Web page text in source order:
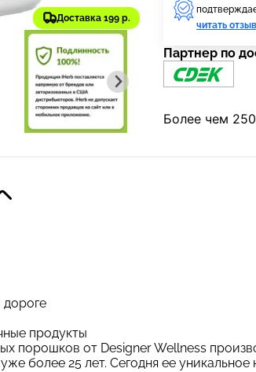
Доставка 199 р.
читать
Партнер по
Более чем
дороге
продукты
порошков от Designer Wellness
более 25 лет. Сегодня ее